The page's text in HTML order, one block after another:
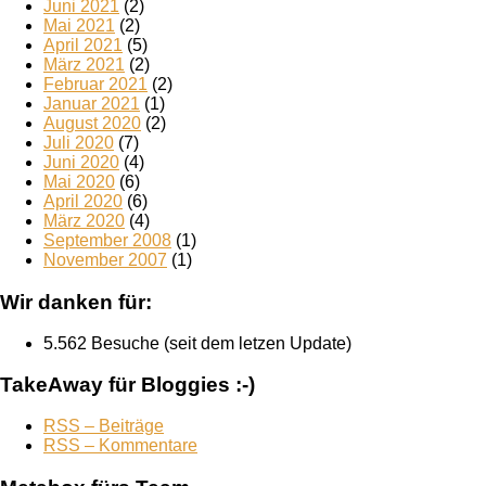
Juni 2021 (2)
Mai 2021 (2)
April 2021 (5)
März 2021 (2)
Februar 2021 (2)
Januar 2021 (1)
August 2020 (2)
Juli 2020 (7)
Juni 2020 (4)
Mai 2020 (6)
April 2020 (6)
März 2020 (4)
September 2008 (1)
November 2007 (1)
Wir danken für:
5.562 Besuche (seit dem letzen Update)
TakeAway für Bloggies :-)
RSS – Beiträge
RSS – Kommentare